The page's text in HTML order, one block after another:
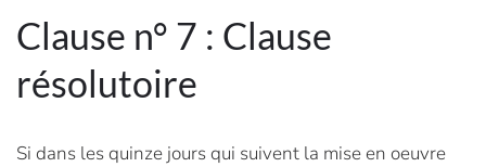
Clause n° 7 : Clause
résolutoire
Si dans les quinze jours qui suivent la mise en oeuvre